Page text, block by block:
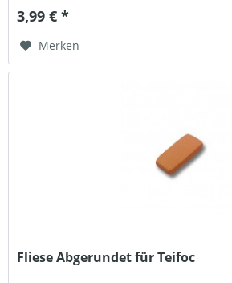
3,99 € *
Merken
Fliese Abgerundet für Teifoc